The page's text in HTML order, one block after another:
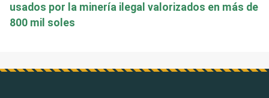
usados por la minería ilegal valorizados en más de
800 mil soles